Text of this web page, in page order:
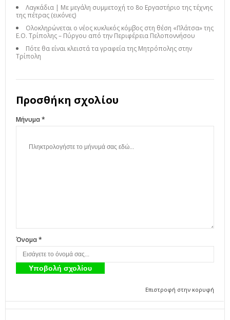
Λαγκάδια | Με μεγάλη συμμετοχή το 8ο Εργαστήριο της τέχνης
της πέτρας (εικόνες)
Ολοκληρώνεται ο νέος κυκλικός κόμβος στη θέση «Πλάτσα» της
Ε.Ο. Τρίπολης – Πύργου από την Περιφέρεια Πελοποννήσου
Πότε θα είναι κλειστά τα γραφεία της Μητρόπολης στην
Τρίπολη
Προσθήκη σχολίου
Μήνυμα *
Όνομα *
Επιστροφή στην κορυφή